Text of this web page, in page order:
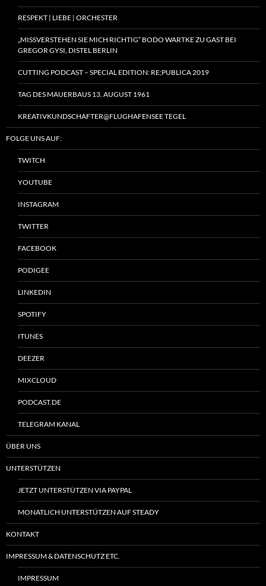
RESPEKT | LIEBE | ORCHESTER
„MISSVERSTEHEN SIE MICH RICHTIG“ BODO WARTKE ZU GAST BEI
GREGOR GYSI, DISTEL BERLIN
CUTTING PODCAST – SPECIAL EDITION: RE;PUBLICA 2019
TAG DES MAUERBAUS 13. AUGUST 1961
KREATIVKUNDSCHAFTER@FLUGHAFENSEE TEGEL
FOLGE UNS AUF:
TWITCH
YOUTUBE
INSTAGRAM
TWITTER
FACEBOOK
PODIGEE
LINKEDIN
SPOTIFY
ITUNES
DEEZER
MIXCLOUD
PODCAST.DE
TELEGRAM KANAL
ÜBER UNS
UNTERSTÜTZEN
JETZT UNTERSTÜTZEN VIA PAYPAL
MONATLICH UNTERSTÜTZEN AUF STEADY
KONTAKT
IMPRESSUM & DATENSCHUTZ ETC.
IMPRESSUM